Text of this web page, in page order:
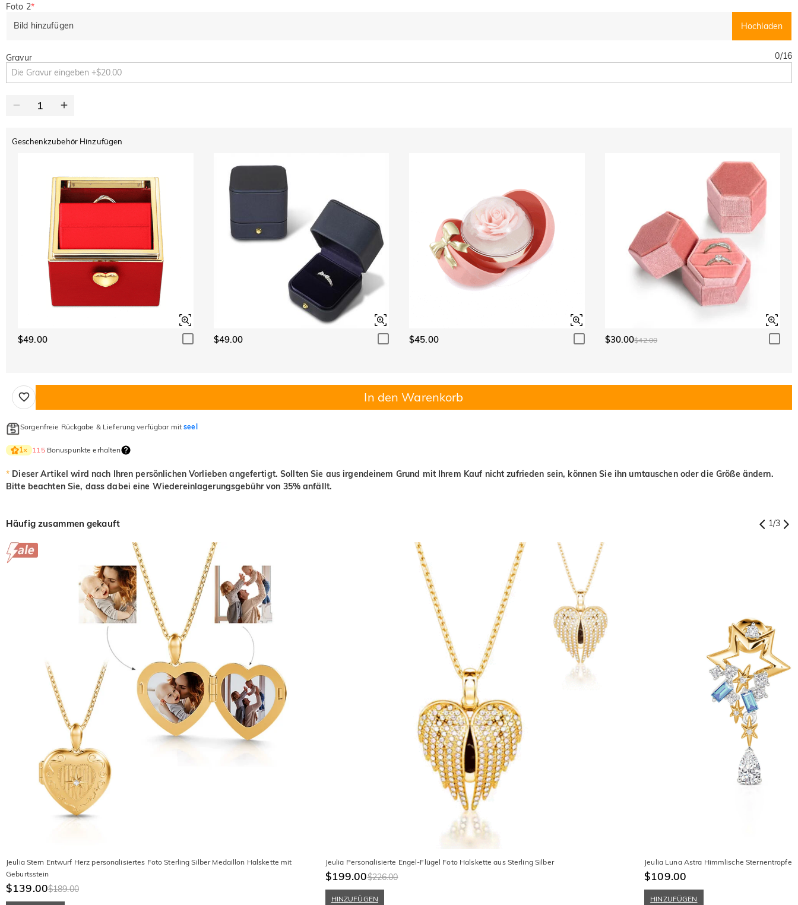
Foto 2*
Bild hinzufügen
Hochladen
Gravur 0/16
Geschenkzubehör Hinzufügen
$49.00 $49.00 $45.00 $30.00$42.00
In den Warenkorb
Sorgenfreie Rückgabe & Lieferung verfügbar mitseel
1× 115Bonuspunkte erhalten
* Dieser Artikel wird nach Ihren persönlichen Vorlieben angefertigt. Sollten Sie aus irgendeinem Grund mit Ihrem Kauf nicht zufrieden sein, können Sie ihn umtauschen oder die Größe ändern.
Bitte beachten Sie, dass dabei eine Wiedereinlagerungsgebühr von 35% anfällt.
Häufig zusammen gekauft 1/3
Jeulia Stern Entwurf Herz personalisiertes Foto Sterling Silber Medaillon Halskette mit
Geburtsstein
$139.00$189.00
Jeulia Personalisierte Engel-Flügel Foto Halskette aus Sterling Silber
$199.00$226.00
HINZUFÜGEN
Jeulia Luna Astra Himmlische
$109.00
HINZUFÜGEN